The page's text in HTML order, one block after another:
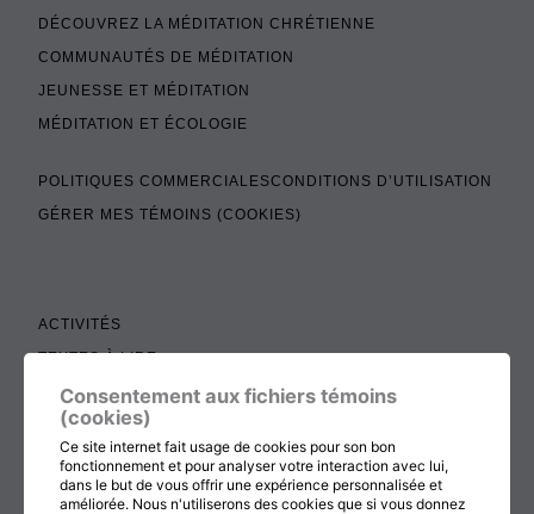
DÉCOUVREZ LA MÉDITATION CHRÉTIENNE
COMMUNAUTÉS DE MÉDITATION
JEUNESSE ET MÉDITATION
MÉDITATION ET ÉCOLOGIE
POLITIQUES COMMERCIALESCONDITIONS D’UTILISATION
GÉRER MES TÉMOINS (COOKIES)
ACTIVITÉS
TEXTES À LIRE
ADMINISTRATION
BOUTIQUE
COTISATION, RENOUVELLEMENT ET ÉCHOS
DON
Consentement aux fichiers témoins
(cookies)
Ce site internet fait usage de cookies pour son bon
fonctionnement et pour analyser votre interaction avec lui,
dans le but de vous offrir une expérience personnalisée et
améliorée. Nous n'utiliserons des cookies que si vous donnez